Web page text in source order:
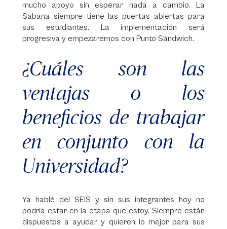
mucho apoyo sin esperar nada a cambio. La
Sabana siempre tiene las puertas abiertas para
sus estudiantes. La implementación será
progresiva y empezaremos con Punto Sándwich.
¿Cuáles son las
ventajas o los
beneficios de trabajar
en conjunto con la
Universidad?
Ya hablé del SEIS y sin sus integrantes hoy no
podría estar en la etapa que estoy. Siempre están
dispuestos a ayudar y quieren lo mejor para sus